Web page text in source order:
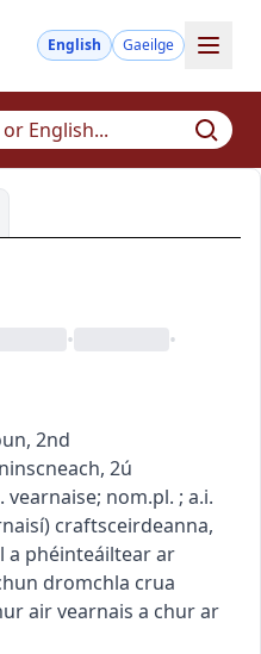
English Gaeilge
• •
2nd
2ú
vearnaise; nom.pl. ; a.i.
) craftsceirdeanna,
a phéinteáiltear ar
dromchla crua
airvearnais a chur ar